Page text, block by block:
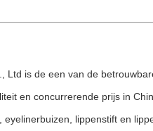
Ltd is de een van de
en concurrerende prijs in
lippenstift en